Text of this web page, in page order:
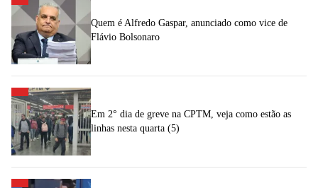
Quem é Alfredo Gaspar, anunciado como vice de
Flávio Bolsonaro
Em 2° dia de greve na CPTM, veja como estão as
linhas nesta quarta (5)